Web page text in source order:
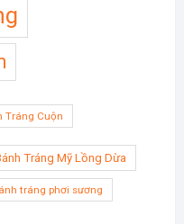
Tráng Cuộn
Tráng Mỹ Lồng Dừa
tráng phơi sương